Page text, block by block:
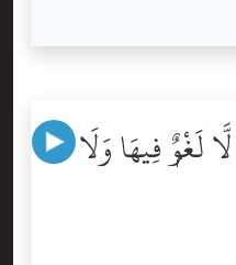
لَغْوٌۭ فِيهَا وَلَا